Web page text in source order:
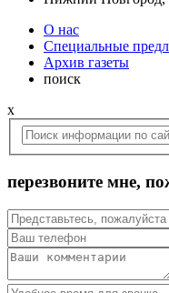
О нас
Специальные
Архив газеты
поиск
x
перезвоните мне,